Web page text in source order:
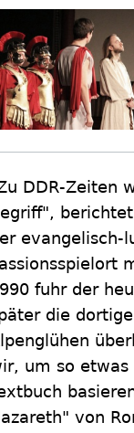
DDR-Zeiten
evangelisch-
fuhr der
die
um so etwas
von